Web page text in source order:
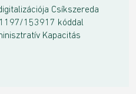
Csíkszereda
1197/153917 kóddal
Kapacitás